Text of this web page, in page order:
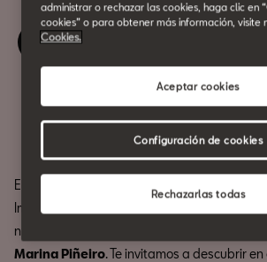
Compartir
El violinista gerundense
ImpulsaACIMC 2022 (ex aequo) entre
nuestro auditorio para ofrecer un recital
Marina Piñeiro. Te invitamos a descubrir
administrar o rechazar las cookies, haga clic en
cookies” o para obtener más información, visite
Cookies.
Rechazarlas todas
Aceptar cookies
Configuración de cookies